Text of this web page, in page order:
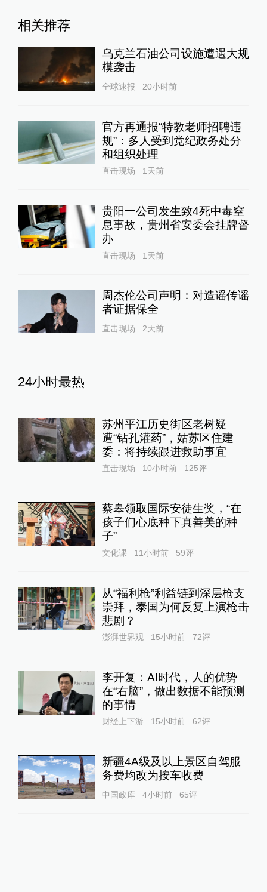
相关推荐
乌克兰石油公司设施遭遇大规
模袭击
全球速报 20小时前
官方再通报“特教老师招聘违
规”：多人受到党纪政务处分
和组织处理
直击现场 1天前
贵阳一公司发生致4死中毒窒
息事故，贵州省安委会挂牌督
办
直击现场 1天前
周杰伦公司声明：对造谣传谣
者证据保全
直击现场 2天前
24小时最热
苏州平江历史街区老树疑
遭“钻孔灌药”，姑苏区住建
委：将持续跟进救助事宜
直击现场 10小时前 125评
蔡皋领取国际安徒生奖，“在
孩子们心底种下真善美的种
子”
文化课 11小时前 59评
从“福利枪”利益链到深层枪支
崇拜，泰国为何反复上演枪击
悲剧？
澎湃世界观 15小时前 72评
李开复：AI时代，人的优势
在“右脑”，做出数据不能预测
的事情
财经上下游 15小时前 62评
新疆4A级及以上景区自驾服
务费均改为按车收费
中国政库 4小时前 65评